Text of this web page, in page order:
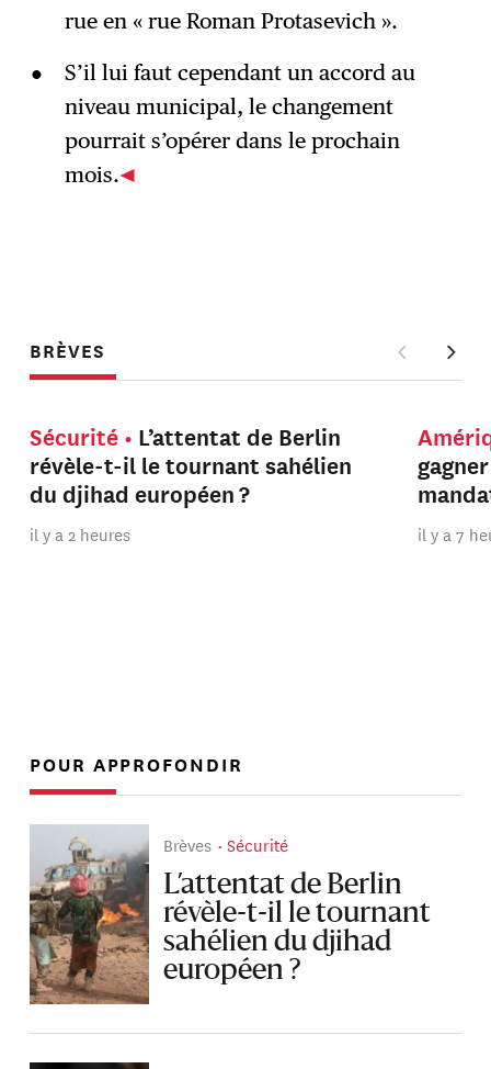
rue en « rue Roman Protasevich ».
S’il lui faut cependant un accord au
niveau municipal, le changement
pourrait s’opérer dans le prochain
mois.
BRÈVES
Sécurité
L’attentat de Berlin
révèle-t-il le tournant sahélien
du djihad européen ?
il y a 2 heures il y a 7
POUR APPROFONDIR
Brèves Sécurité
L’attentat de Berlin
révèle-t-il le tournant
sahélien du djihad
européen ?